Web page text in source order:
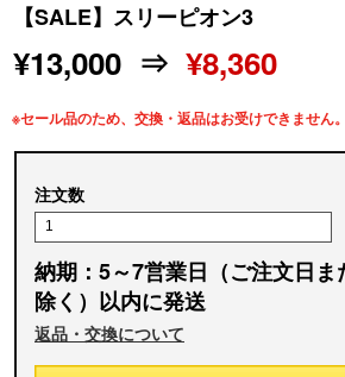
【SALE】スリーピオン3
¥13,000 ⇒¥8,360
※セール品のため、交換・返品はお受けできません。
注文数
納期：5～7営業日（ご注文日ま
除く）以内に発送
返品・交換について